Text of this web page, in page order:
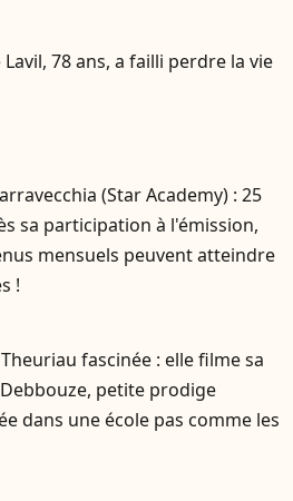
78 ans, a failli perdre la vie
(Star Academy) : 25
sa participation à l'émission,
mensuels peuvent atteindre
!
fascinée : elle filme sa
petite prodige
dans une école pas comme les